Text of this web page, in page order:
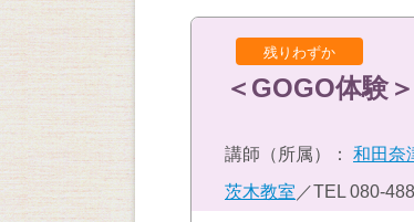
残りわずか
＜GOGO体験
講師（所属）： 和田奈
茨木教室 ／TEL 080-